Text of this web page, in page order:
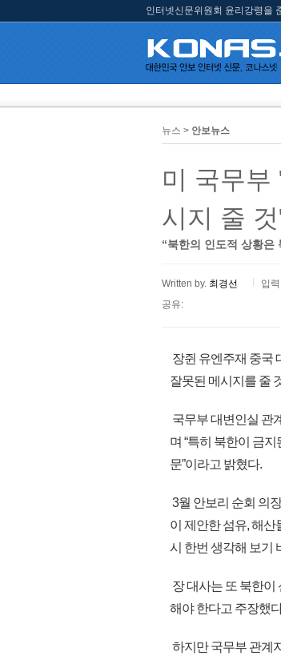
인터넷신문위원회 윤리강령을
뉴스 > 안보뉴스
미 국무부
시지 줄
“북한의 인도적 상황은
Written by. 최경선
입
공유:
장쥔 유엔주재 중국
잘못된 메시지를 줄
국무부 대변인실 관
며 “특히 북한이 금
문”이라고 밝혔다.
3월 안보리 순회 의
이 제안한 섬유, 해
시 한번 생각해 보기
장 대사는 또 북한이
해야 한다고 주장했
하지만 국무부 관계